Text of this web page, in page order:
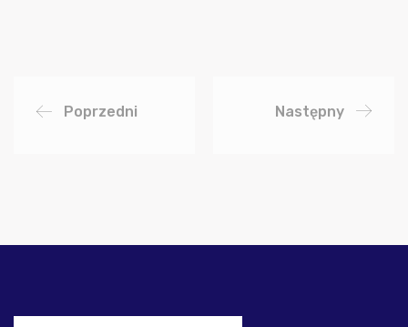
Poprzedni Następny